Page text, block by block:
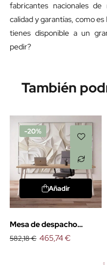
fabricantes nacionales
calidad y garantías, como
tienes disponible a un
pedir?
También
-20%
Añadir
Mesa de despacho
Organova
582,18 € 465,74 €